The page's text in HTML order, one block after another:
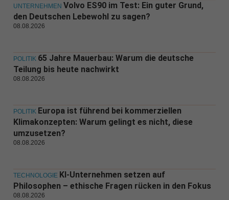
UNTERNEHMEN Volvo ES90 im Test: Ein guter Grund,
den Deutschen Lebewohl zu sagen?
08.08.2026
POLITIK 65 Jahre Mauerbau: Warum die deutsche
Teilung bis heute nachwirkt
08.08.2026
POLITIK Europa ist führend bei kommerziellen
Klimakonzepten: Warum gelingt es nicht, diese
umzusetzen?
08.08.2026
TECHNOLOGIE KI-Unternehmen setzen auf
Philosophen – ethische Fragen rücken in den Fokus
08.08.2026